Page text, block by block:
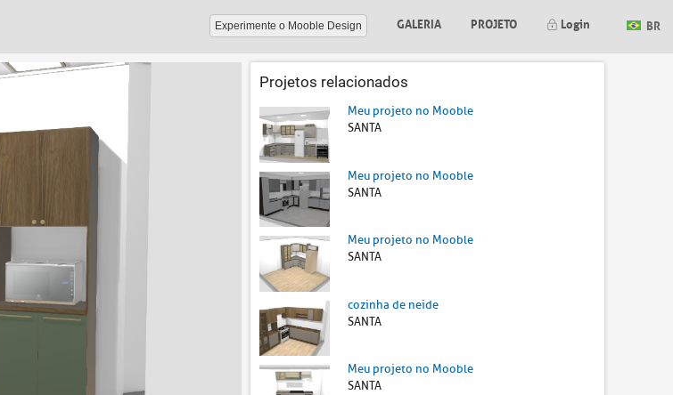
Experimente o Mooble Design GALERIA PROJETO Login BR
Projetos relacionados
Meu projeto no Mooble
SANTA
Meu projeto no Mooble
SANTA
Meu projeto no Mooble
SANTA
cozinha de neide
SANTA
Meu projeto no Mooble
SANTA